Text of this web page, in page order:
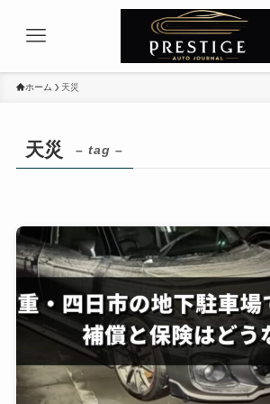
ホーム 天災
天災 – tag –